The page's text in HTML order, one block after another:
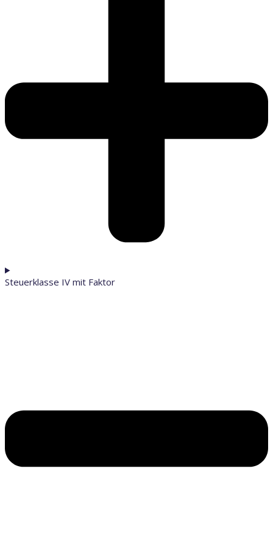
Steuerklasse IV mit Faktor